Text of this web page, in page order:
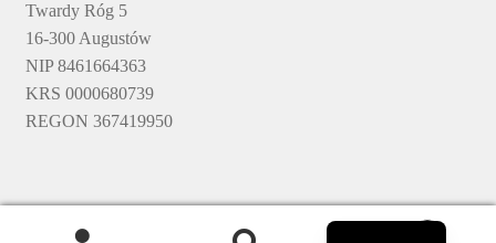
Twardy Róg 5
16-300 Augustów
NIP 8461664363
KRS 0000680739
REGON 367419950
© 2017-2020 by Jamiński Zespół Indeksacyjny © design by